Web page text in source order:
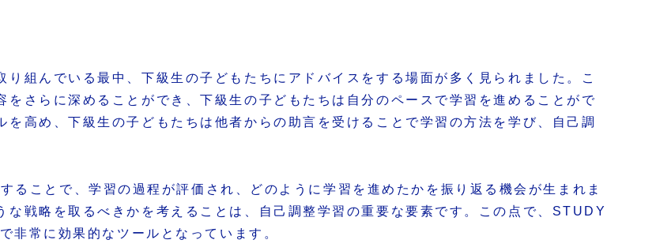
組んでいる最中、下級生の子どもたちにアドバイスをする場面が多く見られました。こ
さらに深めることができ、下級生の子どもたちは自分のペースで学習を進めることがで
高め、下級生の子どもたちは他者からの助言を受けることで学習の方法を学び、自己調
ることで、学習の過程が評価され、どのように学習を進めたかを振り返る機会が生まれま
戦略を取るべきかを考えることは、自己調整学習の重要な要素です。この点で、STUDY
非常に効果的なツールとなっています。